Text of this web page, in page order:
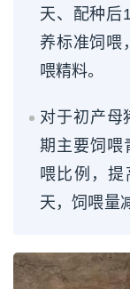
天、配种后
养标准饲喂
喂精料。
对于初产母
期主要饲喂
喂比例，
天，饲喂量